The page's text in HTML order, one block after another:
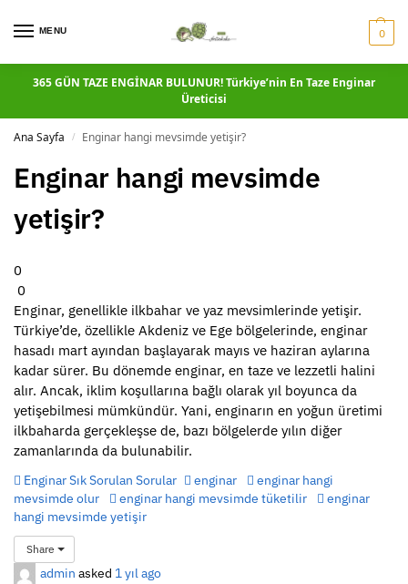
MENU 0
365 GÜN TAZE ENGİNAR BULUNUR! Türkiye’nin En Taze Enginar
Üreticisi
Ana Sayfa / Enginar hangi mevsimde yetişir?
Enginar hangi mevsimde
yetişir?
0
0
Enginar, genellikle ilkbahar ve yaz mevsimlerinde yetişir.
Türkiye’de, özellikle Akdeniz ve Ege bölgelerinde, enginar
hasadı mart ayından başlayarak mayıs ve haziran aylarına
kadar sürer. Bu dönemde enginar, en taze ve lezzetli halini
alır. Ancak, iklim koşullarına bağlı olarak yıl boyunca da
yetişebilmesi mümkündür. Yani, enginarın en yoğun üretimi
ilkbaharda gerçekleşse de, bazı bölgelerde yılın diğer
zamanlarında da bulunabilir.
Enginar Sık Sorulan Sorular enginar
enginar hangi
mevsimde olur
enginar hangi mevsimde tüketilir
enginar
hangi mevsimde yetişir
Share
admin asked 1 yıl ago